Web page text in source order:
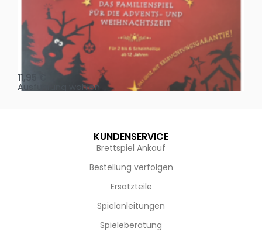
Oh, heilige Nacht!
11,95
Ausführung wählen
KUNDENSERVICE
Brettspiel Ankauf
Bestellung verfolgen
Ersatzteile
Spielanleitungen
Spieleberatung